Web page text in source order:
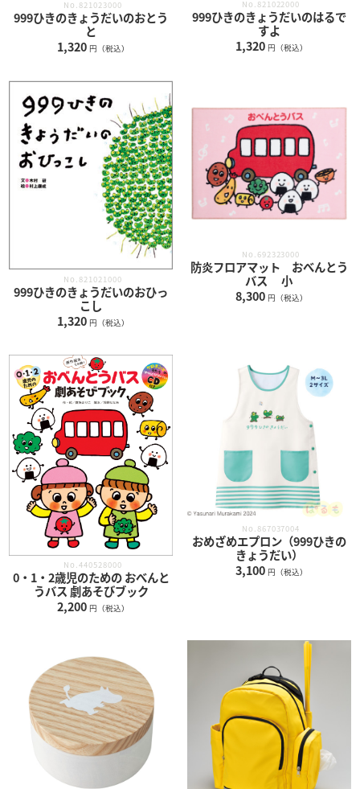
No.821023000
999ひきのきょうだいのおとう
と
1,320 円（税込）
No.821022000
999ひきのきょうだいのはるで
すよ
1,320 円（税込）
No.821021000
999ひきのきょうだいのおひっ
こし
1,320 円（税込）
No.692323000
防炎フロアマット おべんとう
バス 小
8,300 円（税込）
No.440528000
0・1・2歳児のための おべんと
うバス 劇あそびブック
2,200 円（税込）
No.867037004
おめざめエプロン（999ひきの
きょうだい）
3,100 円（税込）